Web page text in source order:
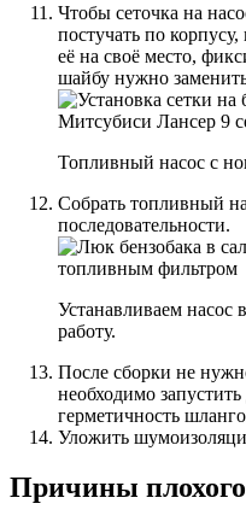
Чтобы сеточка на
постучать по
её на своё место,
шайбу нужно
Топливный насос с
Собрать топливный
последовательности.
Устанавливаем насос
работу.
После сборки не
необходимо
герметичность
Уложить
Причины плохого